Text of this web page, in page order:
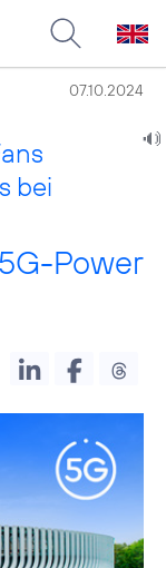
07.10.2024
bei
Power